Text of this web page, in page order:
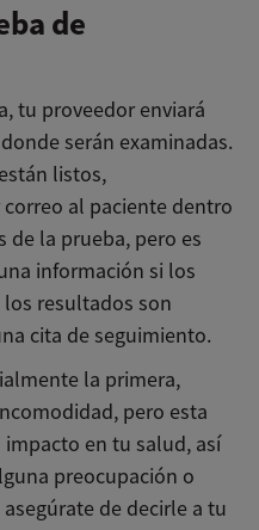
de
tu proveedor enviará
serán examinadas.
listos,
al paciente dentro
de la prueba, pero es
información si los
resultados son
cita de seguimiento.
la primera,
pero esta
en tu salud, así
preocupación o
de decirle a tu